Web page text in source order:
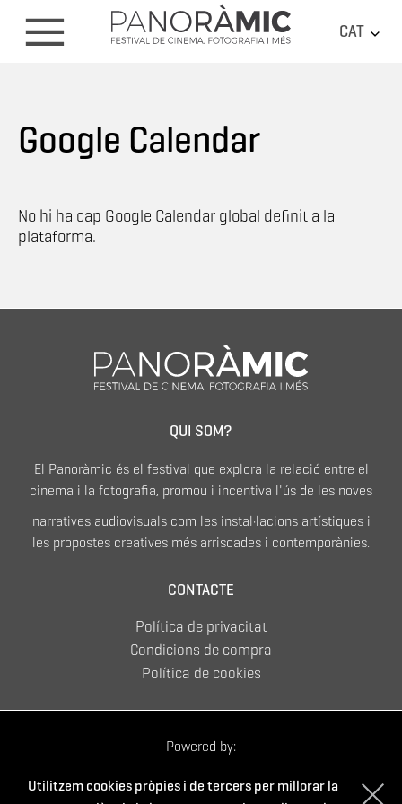
CAT
Google Calendar
No hi ha cap Google Calendar global definit a la
plataforma.
QUI SOM?
El Panoràmic és el festival que explora la relació entre el
cinema i la fotografia, promou i incentiva l'ús de les noves
narratives audiovisuals com les instal·lacions artístiques i
les propostes creatives més arriscades i contemporànies.
CONTACTE
Política de privacitat
Condicions de compra
Política de cookies
Powered by:
Utilitzem cookies pròpies i de tercers per millorar la